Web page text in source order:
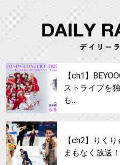
サムネイル
【ch1】
ストライブを
も…
サムネイル
【ch2】りく
まもなく放送